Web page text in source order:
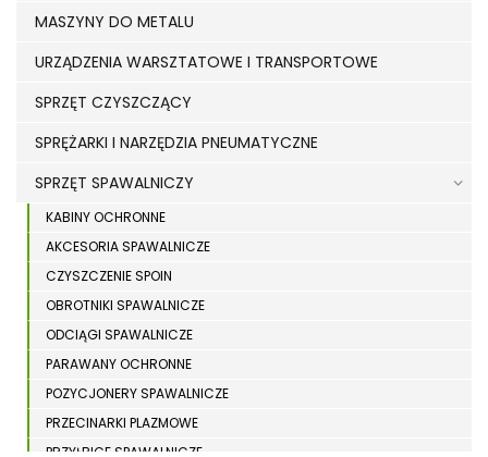
MASZYNY DO METALU
URZĄDZENIA WARSZTATOWE I TRANSPORTOWE
SPRZĘT CZYSZCZĄCY
SPRĘŻARKI I NARZĘDZIA PNEUMATYCZNE
SPRZĘT SPAWALNICZY
KABINY OCHRONNE
AKCESORIA SPAWALNICZE
CZYSZCZENIE SPOIN
OBROTNIKI SPAWALNICZE
ODCIĄGI SPAWALNICZE
PARAWANY OCHRONNE
POZYCJONERY SPAWALNICZE
PRZECINARKI PLAZMOWE
PRZYŁBICE SPAWALNICZE